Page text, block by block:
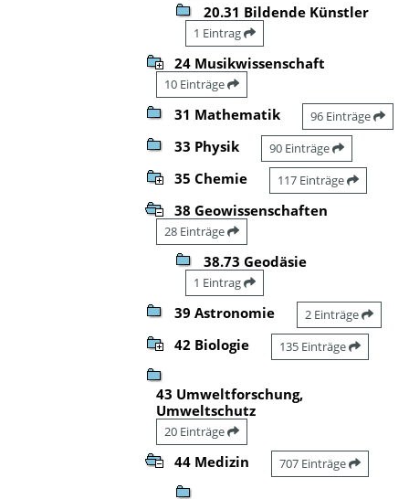
20.31 Bildende Künstler
1 Eintrag
24 Musikwissenschaft
10 Einträge
31 Mathematik 96 Einträge
33 Physik 90 Einträge
35 Chemie 117 Einträge
38 Geowissenschaften
28 Einträge
38.73 Geodäsie
1 Eintrag
39 Astronomie 2 Einträge
42 Biologie 135 Einträge
43 Umweltforschung,
Umweltschutz
20 Einträge
44 Medizin 707 Einträge